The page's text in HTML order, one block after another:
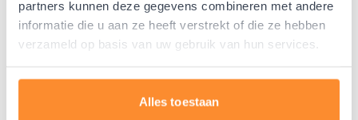
partners kunnen deze gegevens combineren met andere
informatie die u aan ze heeft verstrekt of die ze hebben
verzameld op basis van uw gebruik van hun services.
Alles toestaan
Waterfilters!